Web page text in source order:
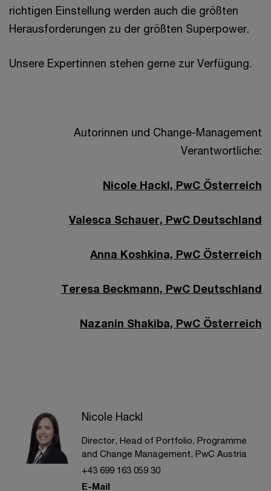
richtigen Einstellung werden auch die größten
Herausforderungen zu der größten Superpower.
Unsere Expertinnen stehen gerne zur Verfügung.
Autorinnen und Change-Management
Verantwortliche:
Nicole Hackl, PwC Österreich
Valesca Schauer, PwC Deutschland
Anna Koshkina, PwC Österreich
Teresa Beckmann, PwC Deutschland
Nazanin Shakiba, PwC Österreich
Nicole Hackl
Director, Head of Portfolio, Programme
and Change Management, PwC Austria
+43 699 163 059 30
E-Mail